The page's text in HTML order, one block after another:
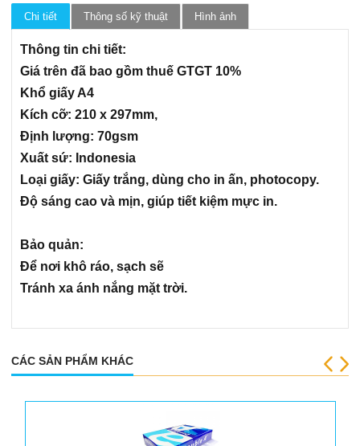
Bao da đựng giấy tờ xe
Thẻ chấm công
Lau bảng, Nước lau bảng trắng
Bảng trắng mika
Dụng cụ khác
Súng bắn gỗ
Chi tiết Thông số kỹ thuật Hình ảnh
Thông tin chi tiết:
Giá trên đã bao gồm thuế GTGT 10%
Khổ giấy A4
Kích cỡ: 210 x 297mm,
Định lượng: 70gsm
Xuất sứ: Indonesia
Loại giấy: Giấy trắng, dùng cho in ấn, photocopy.
Độ sáng cao và mịn, giúp tiết kiệm mực in.
Bảo quản:
Để nơi khô ráo, sạch sẽ
Tránh xa ánh nắng mặt trời.
CÁC SẢN PHẨM KHÁC